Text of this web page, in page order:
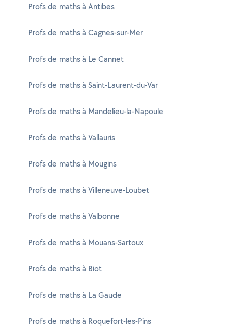
Profs de maths à Antibes
Profs de maths à Cagnes-sur-Mer
Profs de maths à Le Cannet
Profs de maths à Saint-Laurent-du-Var
Profs de maths à Mandelieu-la-Napoule
Profs de maths à Vallauris
Profs de maths à Mougins
Profs de maths à Villeneuve-Loubet
Profs de maths à Valbonne
Profs de maths à Mouans-Sartoux
Profs de maths à Biot
Profs de maths à La Gaude
Profs de maths à Roquefort-les-Pins